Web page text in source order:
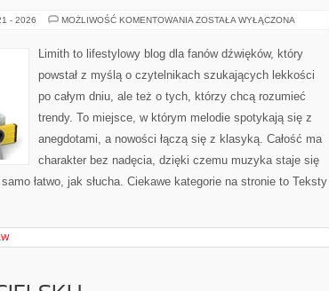
- 2026 MOŻLIWOŚĆ KOMENTOWANIA HISTORIA
ZOSTAŁA WYŁĄCZONA
Limith to lifestylowy blog dla fanów dźwięków, który
powstał z myślą o czytelnikach szukających lekkości
po całym dniu, ale też o tych, którzy chcą rozumieć
trendy. To miejsce, w którym melodie spotykają się z
anegdotami, a nowości łączą się z klasyką. Całość ma
charakter bez nadęcia, dzięki czemu muzyka staje się
łatwo, jak słucha. Ciekawe kategorie na stronie to Teksty